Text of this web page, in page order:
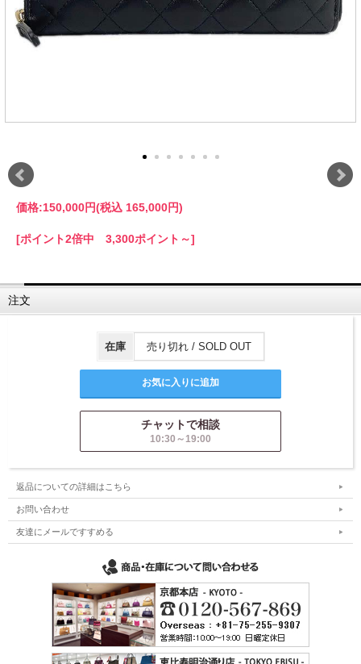
価格:150,000円(税込 165,000円)
[ポイント2倍中 3,300ポイント～]
注文
在庫 売り切れ / SOLD OUT
チャットで相談
10:30～19:00
返品についての詳細はこちら
お問い合わせ
友達にメールですすめる